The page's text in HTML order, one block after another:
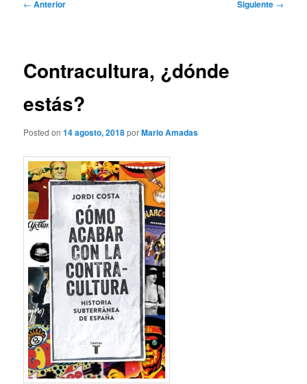
← Anterior Siguiente →
Contracultura, ¿dónde
estás?
Posted on14 agosto, 2018porMario Amadas